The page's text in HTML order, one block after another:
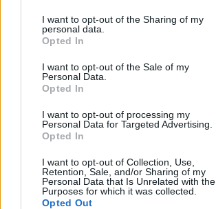
I want to opt-out of the Sharing of my
personal data.
Opted In
I want to opt-out of the Sale of my
Personal Data.
Opted In
I want to opt-out of processing my
Personal Data for Targeted Advertising.
Opted In
I want to opt-out of Collection, Use,
Retention, Sale, and/or Sharing of my
Personal Data that Is Unrelated with the
Purposes for which it was collected.
Opted Out